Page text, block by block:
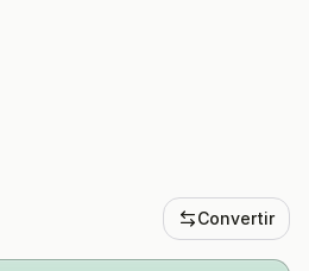
Convertir